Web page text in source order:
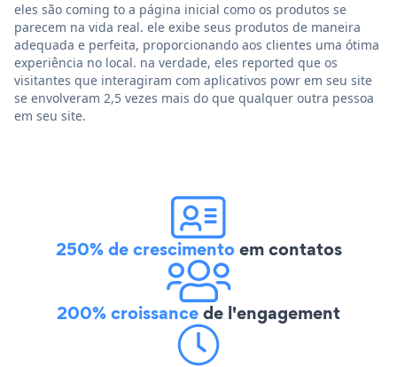
eles são coming to a página inicial como os produtos se
parecem na vida real. ele exibe seus produtos de maneira
adequada e perfeita, proporcionando aos clientes uma ótima
experiência no local. na verdade, eles reported que os
visitantes que interagiram com aplicativos powr em seu site
se envolveram 2,5 vezes mais do que qualquer outra pessoa
em seu site.
250% de crescimentoem contatos
200% croissancede l'engagement